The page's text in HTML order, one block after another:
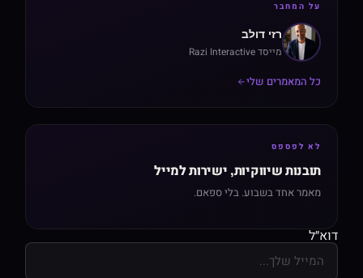
על המחבר
רזי דולב
מייסד Razi Interactive
כל המאמרים שלי
לא לפספס
תובנות שיווקיות, ישירות למייל
מאמר אחד בשבוע. בלי ספאם.
דוא״ל